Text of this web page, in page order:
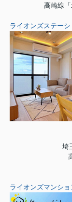
高崎線
ライオンズステー
埼
ライオンズマンシ